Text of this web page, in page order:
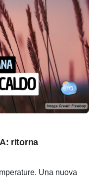
ritorna
Una nuova